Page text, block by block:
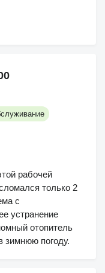
рабочей
только 2
с
устранение
отопитель
зимнюю погоду.